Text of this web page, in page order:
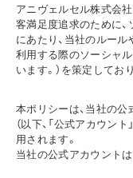
アニヴェルセル株式会社
客満足度追求のために
にあたり、当社のルー
利用する際のソーシャル
います。）を策定してお
本ポリシーは、当社の
（以下、「公式アカウン
用されます。
当社の公式アカウントは